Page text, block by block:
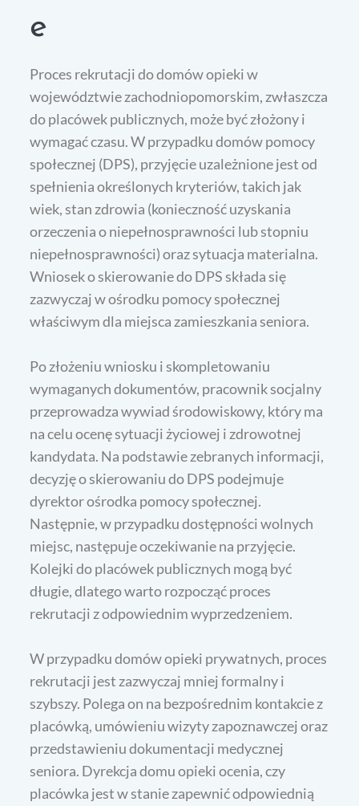
e
Proces rekrutacji do domów opieki w
województwie zachodniopomorskim, zwłaszcza
do placówek publicznych, może być złożony i
wymagać czasu. W przypadku domów pomocy
społecznej (DPS), przyjęcie uzależnione jest od
spełnienia określonych kryteriów, takich jak
wiek, stan zdrowia (konieczność uzyskania
orzeczenia o niepełnosprawności lub stopniu
niepełnosprawności) oraz sytuacja materialna.
Wniosek o skierowanie do DPS składa się
zazwyczaj w ośrodku pomocy społecznej
właściwym dla miejsca zamieszkania seniora.
Po złożeniu wniosku i skompletowaniu
wymaganych dokumentów, pracownik socjalny
przeprowadza wywiad środowiskowy, który ma
na celu ocenę sytuacji życiowej i zdrowotnej
kandydata. Na podstawie zebranych informacji,
decyzję o skierowaniu do DPS podejmuje
dyrektor ośrodka pomocy społecznej.
Następnie, w przypadku dostępności wolnych
miejsc, następuje oczekiwanie na przyjęcie.
Kolejki do placówek publicznych mogą być
długie, dlatego warto rozpocząć proces
rekrutacji z odpowiednim wyprzedzeniem.
W przypadku domów opieki prywatnych, proces
rekrutacji jest zazwyczaj mniej formalny i
szybszy. Polega on na bezpośrednim kontakcie z
placówką, umówieniu wizyty zapoznawczej oraz
przedstawieniu dokumentacji medycznej
seniora. Dyrekcja domu opieki ocenia, czy
placówka jest w stanie zapewnić odpowiednią